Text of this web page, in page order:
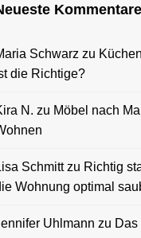
Kommentare
Schwarz zu
die Richtige?
N. zu Möbel nach
Schmittzu Richtig
Wohnung optimal
Uhlmann zu